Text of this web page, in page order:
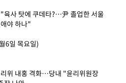
육사 탓에 쿠데타?…尹 졸업한 서울
야 하나"
6일 목요일)
위 내홍 격화…당내 "윤리위원장